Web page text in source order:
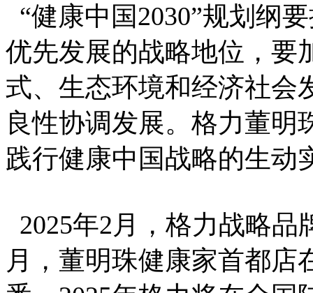
“健康中国2030”规划纲
优先发展的战略地位，要
式、生态环境和经济社会
良性协调发展。格力董明
践行健康中国战略的生动
2025年2月，格力战略品
月，董明珠健康家首都店